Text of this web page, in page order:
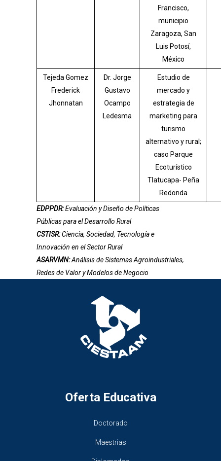
Francisco,
municipio
Zaragoza, San
Luis Potosí,
México
Tejeda Gomez
Frederick
Jhonnatan
Dr. Jorge
Gustavo
Ocampo
Ledesma
Estudio de
mercado y
estrategia de
marketing para
turismo
alternativo y rural;
caso Parque
Ecoturístico
Tlatucapa- Peña
Redonda
EDPPDR:Evaluación y Diseño de Políticas
Públicas para el Desarrollo Rural
CSTISR:Ciencia, Sociedad, Tecnología e
Innovación en el Sector Rural
ASARVMN:Análisis de Sistemas Agroindustriales,
Redes de Valor y Modelos de Negocio
Oferta Educativa
Doctorado
Maestrias